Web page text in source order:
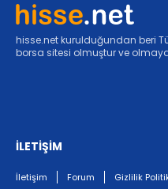
hisse.net kurulduğundan beri
borsa sitesi olmuştur ve
İLETİŞİM
İletişim Forum Gizlilik